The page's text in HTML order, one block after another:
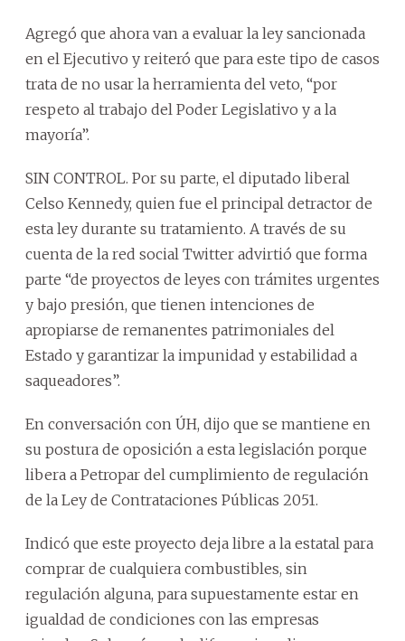
Agregó que ahora van a evaluar la ley sancionada
en el Ejecutivo y reiteró que para este tipo de casos
trata de no usar la herramienta del veto, “por
respeto al trabajo del Poder Legislativo y a la
mayoría”.
SIN CONTROL. Por su parte, el diputado liberal
Celso Kennedy, quien fue el principal detractor de
esta ley durante su tratamiento. A través de su
cuenta de la red social Twitter advirtió que forma
parte “de proyectos de leyes con trámites urgentes
y bajo presión, que tienen intenciones de
apropiarse de remanentes patrimoniales del
Estado y garantizar la impunidad y estabilidad a
saqueadores”.
En conversación con ÚH, dijo que se mantiene en
su postura de oposición a esta legislación porque
libera a Petropar del cumplimiento de regulación
de la Ley de Contrataciones Públicas 2051.
Indicó que este proyecto deja libre a la estatal para
comprar de cualquiera combustibles, sin
regulación alguna, para supuestamente estar en
igualdad de condiciones con las empresas